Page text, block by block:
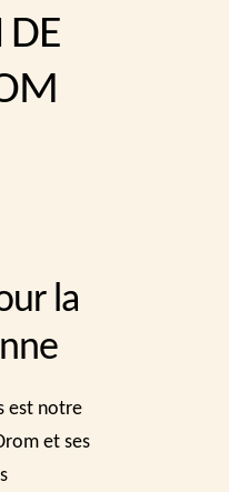
DE
la
est notre
et ses